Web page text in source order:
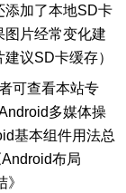
添加了本地SD卡
图片经常变化建
议SD卡缓存）
可查看本站专
多媒体操
基本组件用法总
布局